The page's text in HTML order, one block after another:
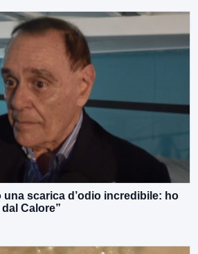
una scarica d’odio incredibile: ho
Calore”